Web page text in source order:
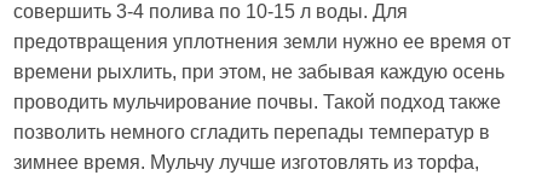
совершить 3-4 полива по 10-15 л воды. Для
предотвращения уплотнения земли нужно ее время от
времени рыхлить, при этом, не забывая каждую осень
проводить мульчирование почвы. Такой подход также
позволить немного сгладить перепады температур в
зимнее время. Мульчу лучше изготовлять из торфа,